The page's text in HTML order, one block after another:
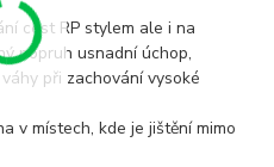
cest RP stylem ale i na
popruh usnadní úchop,
při zachování vysoké
v místech, kde je jištění mimo